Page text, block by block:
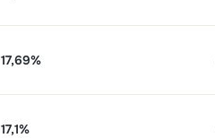
17,69%
17,1%